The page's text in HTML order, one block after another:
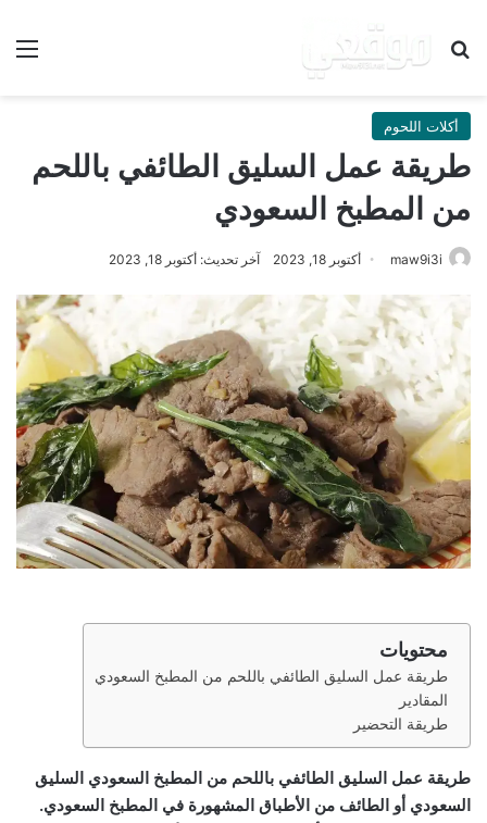
بحث عن
أكلات اللحوم
طريقة عمل السليق الطائفي باللحم
من المطبخ السعودي
maw9i3i أكتوبر 18, 2023 آخر تحديث: أكتوبر 18, 2023
محتويات
طريقة عمل السليق الطائفي باللحم من المطبخ السعودي
المقادير
طريقة التحضير
طريقة عمل السليق الطائفي باللحم من المطبخ السعودي السليق
السعودي أو الطائف من الأطباق المشهورة في المطبخ السعودي.